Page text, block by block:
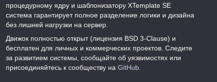
процедурному ядру и шаблонизатору XTemplate SE
система гарантирует полное разделение логики и дизайна
без лишней нагрузки на сервер.
Движок полностью открыт (лицензия BSD 3-Clause) и
бесплатен для личных и коммерческих проектов. Следите
за развитием системы, сообщайте об уязвимостях или
присоединяйтесь к сообществу на GitHub